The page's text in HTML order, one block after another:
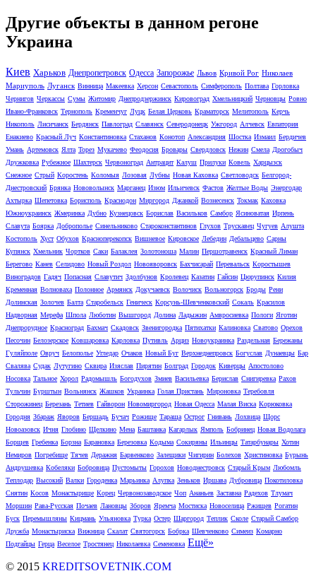
Другие объекты в данном регоне
Украина
Киев Харьков Днепропетровск Одесса Запорожье Львов Кривой Рог Николаев
Мариуполь Луганск Винница Макеевка Херсон Севастополь Симферополь Полтава Горловка
Чернигов Черкассы Сумы Житомир Днепродзержинск Кировоград Хмельницкий Черновцы Ровно
Ивано-Франковск Тернополь Кременчуг Луцк Белая Церковь Краматорск Мелитополь Керчь
Никополь Лисичанск Бердянск Павлоград Славянск Северодонецк Ужгород Алчевск Евпатория
Енакиево Красный Луч Константиновка Стаханов Конотоп Александрия Шостка Измаил Бердичев
Умань Артемовск Ялта Торез Мукачево Феодосия Бровары Свердловск Нежин Смела Дрогобыч
Дружковка Рубежное Шахтерск Червоноград Антрацит Калуш Прилуки Ковель Харцызск
Снежное Стрый Коростень Коломыя Лозовая Лубны Новая Каховка Светловодск Белгород-
Днестровский Брянка Нововолынск Марганец Изюм Ильичевск Фастов Желтые Воды Энергодар
Ахтырка Шепетовка Борисполь Краснодон Миргород Джанкой Вознесенск Токмак Каховка
Южноукраинск Жмеринка Дубно Кузнецовск Борислав Васильков Самбор Ясиноватая Ирпень
Славута Боярка Доброполье Синельниково Староконстантинов Глухов Трускавец Чугуев Алушта
Костополь Хуст Обухов Красноперекопск Вишневое Кировское Лебедин Дебальцево Сарны
Купянск Хмельник Чортков Саки Балаклея Золотоноша Малин Першотравенск Красный Лиман
Берегово Канев Селидово Новый Роздол Новояворовск Бахчисарай Перевальск Коростышев
Виноградов Гадяч Попасная Славутич Здолбунов Кролевец Казатин Гайсин Цюрупинск Килия
Кременная Волноваха Полонное Армянск Докучаевск Волочиск Вольногорск Броды Рени
Долинская Золочев Балта Старобельск Геническ Корсунь-Шевченковский Сокаль Красилов
Надворная Мерефа Шпола Люботин Вышгород Долина Ладыжин Амвросиевка Пологи Яготин
Днепрорудное Красноград Бахмач Скадовск Звенигородка Пятихатки Калиновка Сватово Орехов
Песочин Белозерское Ковшаровка Карловка Путивль Арциз Новоукраинка Раздельная Бережаны
Гуляйполе Овруч Белополье Угледар Очаков Новый Буг Верхнеднепровск Богуслав Дунаевцы Бар
Свалява Судак Лутугино Сквира Изяслав Пирятин Болград Городок Киверцы Апостолово
Носовка Тальное Хорол Радомышль Богодухов Змиев Васильевка Берислав Снигиревка Рахов
Тульчин Бурштын Вольнянск Жашков Украинка Голая Пристань Мироновка Теребовля
Сторожинец Березань Тетиев Гайворон Новомиргород Новая Одесса Малая Виска Корюковка
Городня Збараж Яворов Бершадь Бучач Рожище Тараща Острог Гнивань Лохвица Щорс
Новоазовск Ичня Глобино Щелкино Мена Баштанка Кагарлык Ямполь Бобринец Новая Водолага
Борщев Гребенка Борзна Барановка Березовка Кодыма Сокиряны Ильинцы Татарбунары Хотин
Немиров Погребище Тячев Деражня Барвенково Залещики Чигирин Болехов Христиновка Бурынь
Андрушевка Кобеляки Бобровица Пустомыты Горохов Новоднестровск Старый Крым Любомль
Теплодар Высокий Валки Городенка Марьинка Алупка Зеньков Иршава Дубровица Покотиловка
Снятин Косов Монастырище Корец Червонозаводское Чоп Ананьев Заставна Радехов Тлумач
Моршин Рава-Русская Почаев Лановцы Зборов Яремча Мостиска Новоселица Ржищев Рогатин
Буск Перемышляны Кицмань Ульяновка Турка Остер Шаргород Теплик Сколе Старый Самбор
Дружба Монастыриска Вижница Скалат Святогорск Бобрка Шевченково Симеиз Комарно
Подгайцы Герца Веселое Тростянец Николаевка Семеновка Ещё»
© 2015 KREDITSOVETNIK.COM